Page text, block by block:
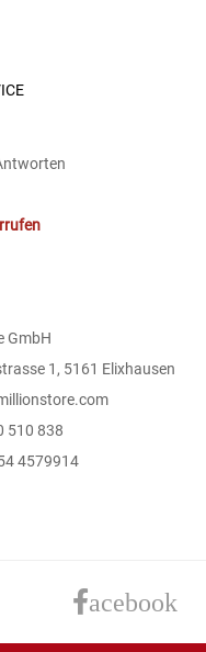
Beilagen/Fruchtsalat gek.
Kindersüßware
GmbH
1, 5161 Elixhausen
510 838
4579914
acebook